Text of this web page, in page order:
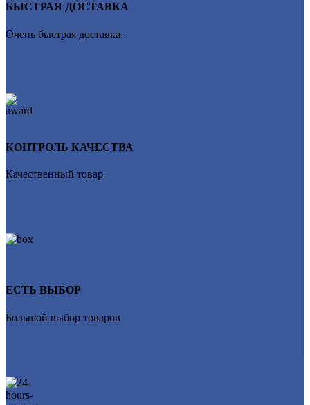
БЫСТРАЯ ДОСТАВКА
Очень быстрая доставка.
КОНТРОЛЬ КАЧЕСТВА
Качественный товар
ЕСТЬ ВЫБОР
Большой выбор товаров